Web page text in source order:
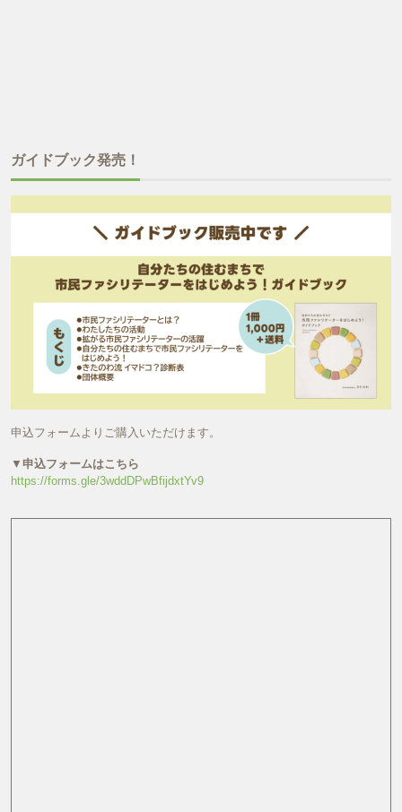
ガイドブック発売！
申込フォームよりご購入いただけます。
▼ 申込フォームはこちら
https://forms.gle/3wddDPwBfijdxtYv9